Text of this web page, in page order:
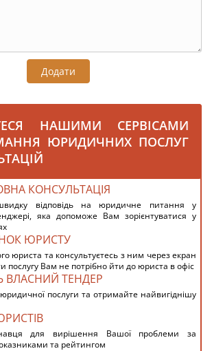
Додати
НАШИМИ СЕРВІСАМИ
ЮРИДИЧНИХ ПОСЛУГ
КОНСУЛЬТАЦІЯ
відповідь на юридичне питання у
яка допоможе Вам зорієнтуватися у
ЮРИСТУ
юриста та консультуєтесь з ним через екран
послугу Вам не потрібно йти до юриста в офіс
ВЛАСНИЙ ТЕНДЕР
послуги та отримайте найвигіднішу
для вирішення Вашої проблеми за
та рейтингом